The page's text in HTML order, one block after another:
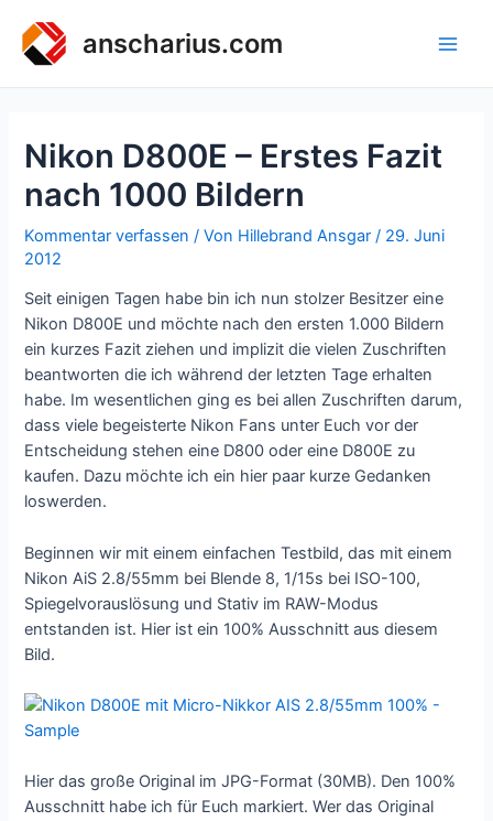
Inhalt
springen
anscharius.com
Nikon D800E – Erstes Fazit
nach 1000 Bildern
Kommentar verfassen / Von Hillebrand Ansgar / 29. Juni
2012
Seit einigen Tagen habe bin ich nun stolzer Besitzer eine
Nikon D800E und möchte nach den ersten 1.000 Bildern
ein kurzes Fazit ziehen und implizit die vielen Zuschriften
beantworten die ich während der letzten Tage erhalten
habe. Im wesentlichen ging es bei allen Zuschriften darum,
dass viele begeisterte Nikon Fans unter Euch vor der
Entscheidung stehen eine D800 oder eine D800E zu
kaufen. Dazu möchte ich ein hier paar kurze Gedanken
loswerden.
Beginnen wir mit einem einfachen Testbild, das mit einem
Nikon AiS 2.8/55mm bei Blende 8, 1/15s bei ISO-100,
Spiegelvorauslösung und Stativ im RAW-Modus
entstanden ist. Hier ist ein 100% Ausschnitt aus diesem
Bild.
Hier das große Original im JPG-Format (30MB). Den 100%
Ausschnitt habe ich für Euch markiert. Wer das Original